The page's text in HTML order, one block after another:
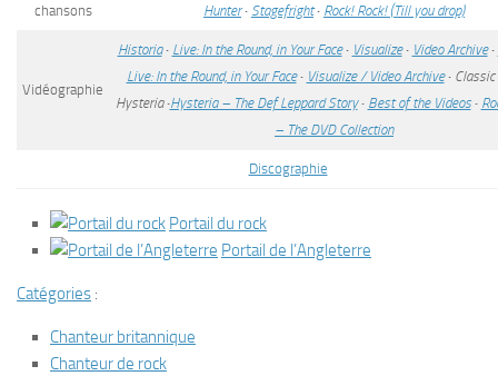
chansons
Hunter · Stagefright · Rock! Rock! (Till you drop)
Vidéographie
Historia · Live: In the Round, in Your Face · Visualize · Video Archive ·
Live: In the Round, in Your Face · Visualize / Video Archive · Classic
Hysteria ·Hysteria – The Def Leppard Story · Best of the Videos ·
– The DVD Collection
Discographie
Portail du rock
Portail de l’Angleterre
Catégories :
Chanteur britannique
Chanteur de rock